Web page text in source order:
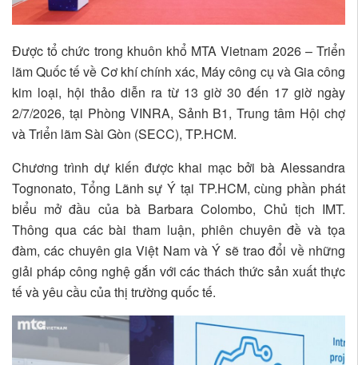
Được tổ chức trong khuôn khổ MTA Vietnam 2026 – Triển
lãm Quốc tế về Cơ khí chính xác, Máy công cụ và Gia công
kim loại, hội thảo diễn ra từ 13 giờ 30 đến 17 giờ ngày
2/7/2026, tại Phòng VINRA, Sảnh B1, Trung tâm Hội chợ
và Triển lãm Sài Gòn (SECC), TP.HCM.
Chương trình dự kiến được khai mạc bởi bà Alessandra
Tognonato, Tổng Lãnh sự Ý tại TP.HCM, cùng phần phát
biểu mở đầu của bà Barbara Colombo, Chủ tịch IMT.
Thông qua các bài tham luận, phiên chuyên đề và tọa
đàm, các chuyên gia Việt Nam và Ý sẽ trao đổi về những
giải pháp công nghệ gắn với các thách thức sản xuất thực
tế và yêu cầu của thị trường quốc tế.